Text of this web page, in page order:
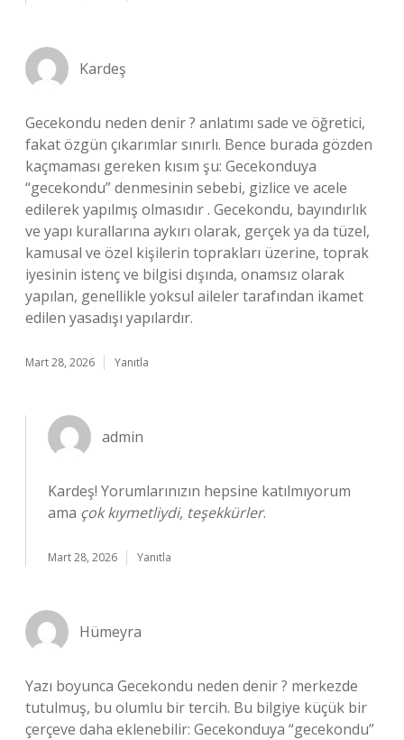
Kardeş
Gecekondu neden denir ? anlatımı sade ve öğretici,
fakat özgün çıkarımlar sınırlı. Bence burada gözden
kaçmaması gereken kısım şu: Gecekonduya
“gecekondu” denmesinin sebebi, gizlice ve acele
edilerek yapılmış olmasıdır . Gecekondu, bayındırlık
ve yapı kurallarına aykırı olarak, gerçek ya da tüzel,
kamusal ve özel kişilerin toprakları üzerine, toprak
iyesinin istenç ve bilgisi dışında, onamsız olarak
yapılan, genellikle yoksul aileler tarafından ikamet
edilen yasadışı yapılardır.
Mart 28, 2026 Yanıtla
admin
Kardeş! Yorumlarınızın hepsine katılmıyorum
ama çok kıymetliydi, teşekkürler.
Mart 28, 2026 Yanıtla
Hümeyra
Yazı boyunca Gecekondu neden denir ? merkezde
tutulmuş, bu olumlu bir tercih. Bu bilgiye küçük bir
çerçeve daha eklenebilir: Gecekonduya “gecekondu”